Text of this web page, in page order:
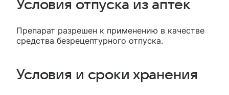
Условия отпуска из аптек
Препарат разрешен к применению в качестве
средства безрецептурного отпуска.
Условия и сроки хранения